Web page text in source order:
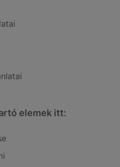
elemek itt: